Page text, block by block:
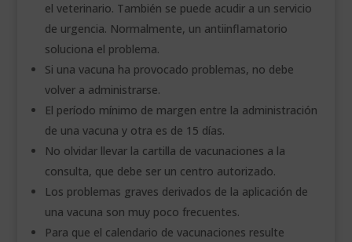
el veterinario. También se puede acudir a un servicio
de urgencia. Normalmente, un antiinflamatorio
soluciona el problema.
Si una vacuna ha provocado problemas, no debe
volver a administrarse.
El período mínimo de margen entre la administración
de una vacuna y otra es de 15 días.
No olvidar llevar la cartilla de vacunaciones a la
consulta, que debe ser un centro autorizado.
Los problemas graves derivados de la aplicación de
una vacuna son muy poco frecuentes.
Para que el calendario de vacunaciones resulte